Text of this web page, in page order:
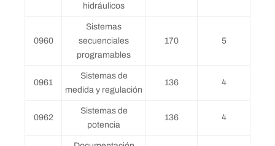
hidráulicos
0960
Sistemas
secuenciales
programables
170 5
0961
Sistemas de
medida y regulación
136 4
0962
Sistemas de
potencia
136 4